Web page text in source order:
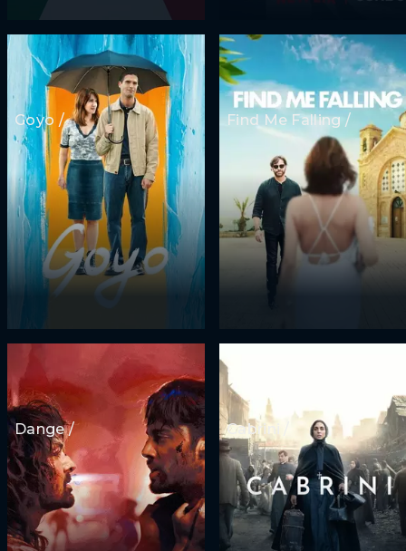
Goyo / Find Me Falling /
Dange / Cabrini /